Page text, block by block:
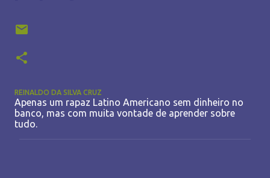
REINALDO DA SILVA CRUZ
Apenas um rapaz Latino Americano sem dinheiro no
banco, mas com muita vontade de aprender sobre
tudo.